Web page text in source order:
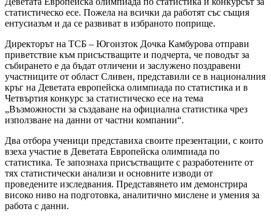
статистическо есе. Пожела на всички да работят със същия
ентусиазъм и да се развиват в избраното поприще.
Директорът на ТСБ – Югоизток Дочка Камбурова отправи
приветствие към присъстващите и подчерта, че поводът за
събирането е да бъдат отличени и заслужено поздравени
участниците от област Сливен, представили се в националния
кръг на Деветата европейска олимпиада по статистика и в
Четвъртия конкурс за статистическо есе на тема
„Възможности за създаване на официална статистика чрез
използване на данни от частни компании“.
Два отбора ученици представиха своите презентации, с които
взеха участие в Деветата Европейска олимпиада по
статистика. Те запознаха присъстващите с разработените от
тях статистически анализи и основните изводи от
проведените изследвания. Представянето им демонстрира
високо ниво на подготовка, аналитично мислене и умения за
работа с данни.